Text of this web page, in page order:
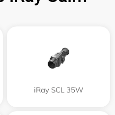
iRay SCL 35W